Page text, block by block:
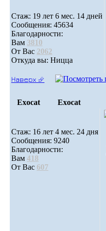
Стаж: 19 лет 6 мес. 14 дней
Сообщения: 45634
Благодарности:
Вам 3810
От Вас 2062
Откуда вы: Ницца
Наверх ⮵
Exocat Exocat
Стаж: 16 лет 4 мес. 24 дня
Сообщения: 9240
Благодарности:
Вам 418
От Вас 607